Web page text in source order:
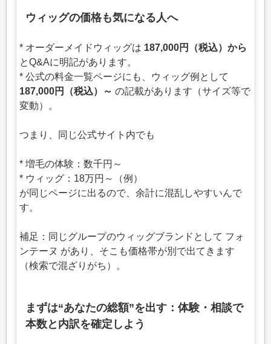
ウィッグの価格も気になる人へ
* オーダーメイドウィッグは 187,000円（税込）から
とQ&Aに明記があります。
* 公式の料金一覧ページにも、ウィッグ例として
187,000円（税込）～ の記載があります（サイズ等で
変動）。
つまり、同じ公式サイト内でも
* 増毛の体験：数千円～
* ウィッグ：18万円～（例）
が同じページに出るので、余計に混乱しやすいんで
す。
補足：同じグループのウィッグブランドとして フォ
ンテーヌ があり、そこも価格帯が別で出てきます
（検索で混ざりがち）。
まずは“あなたの総額”を出す：体験・相談で
本数と内訳を確定しよう